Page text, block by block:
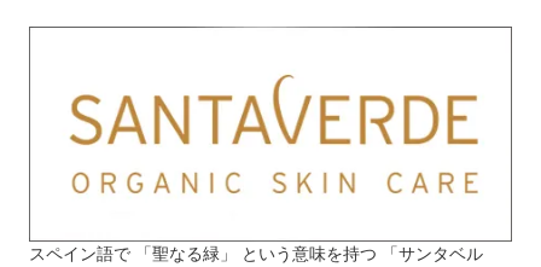
スペイン語で 「聖なる緑」 という意味を持つ 「サンタベル